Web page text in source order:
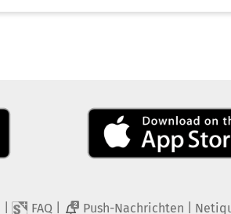
FAQ 2 Push-Nachrichten